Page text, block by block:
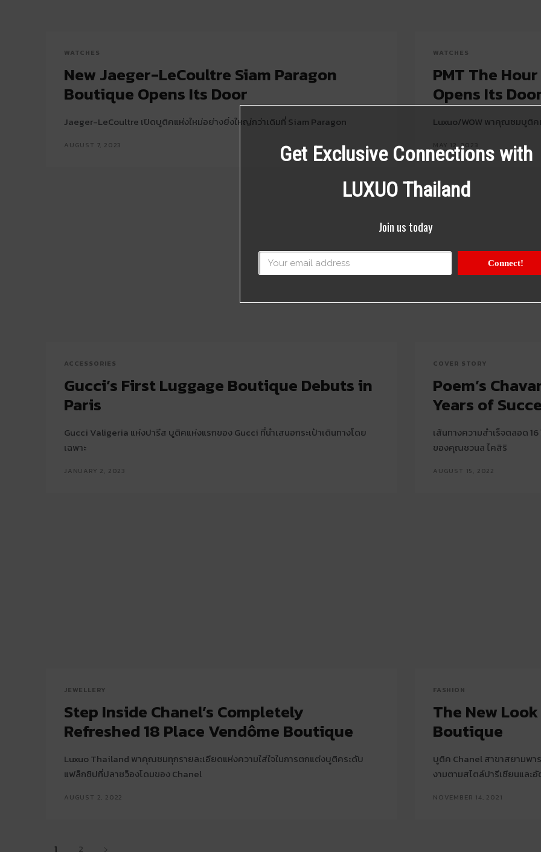
WATCHES
New Jaeger-LeCoultre Siam Paragon
Boutique Opens Its Door
Jaeger-LeCoultre เปิดบูติคแห่งใหม่อย่างยิ่งใหญ่กว่าเดิมที่ Siam Paragon
AUGUST 7, 2023
WATCHES
PMT The
Opens Its
Luxuo/WOW พาคุณชมบูติค
MAY 12, 2023
ACCESSORIES
Gucci’s First Luggage Boutique Debuts in
Paris
Gucci Valigeria แห่งปารีส บูติคแห่งแรกของ Gucci ที่นำเสนอกระเป๋าเดินทางโดย
เฉพาะ
JANUARY 2, 2023
COVER STORY
Poem’s
Years of
เส้นทางความสำเร็จตลอด
ของคุณชวนล ไคสิริ
AUGUST 15, 2022
JEWELLERY
Step Inside Chanel’s Completely
Refreshed 18 Place Vendôme Boutique
Luxuo Thailand พาคุณชมทุกรายละเอียดแห่งความใส่ใจในการตกแต่งบูติคระดับ
แฟล็กชิปที่ปลาซว็องโดมของ Chanel
AUGUST 2, 2022
FASHION
The New
Boutique
บูติค Chanel สาขาสยามพ
งามตามสไตล์ปารีเซียนแล
NOVEMBER 14, 2021
1 2
Get Exclusive Connections with
LUXUO Thailand
Join us today
Connect!